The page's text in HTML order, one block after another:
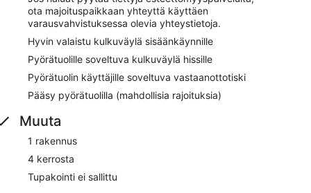
ota majoituspaikkaan yhteyttä käyttäen
varausvahvistuksessa olevia yhteystietoja.
Hyvin valaistu kulkuväylä sisäänkäynnille
Pyörätuolille soveltuva kulkuväylä hissille
Pyörätuolin käyttäjille soveltuva vastaanottotiski
Pääsy pyörätuolilla (mahdollisia rajoituksia)
Muuta
1 rakennus
4 kerrosta
Tupakointi ei sallittu